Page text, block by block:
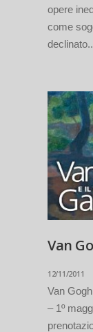
opere
come
Van
12/11/2011
Van
– 1º